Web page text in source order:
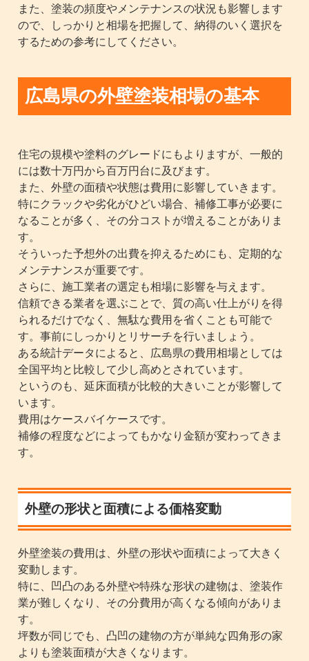
また、塗装の頻度やメンテナンスの状況も影響します
ので、しっかりと相場を把握して、納得のいく選択を
するための参考にしてください。
広島県の外壁塗装相場の基本
住宅の規模や塗料のグレードにもよりますが、一般的
には数十万円から百万円台に及びます。
また、外壁の面積や状態は費用に影響していきます。
特にクラックや劣化がひどい場合、補修工事が必要に
なることが多く、その分コストが増えることがありま
す。
そういった予想外の出費を抑えるためにも、定期的な
メンテナンスが重要です。
さらに、施工業者の選定も相場に影響を与えます。
信頼できる業者を選ぶことで、質の高い仕上がりを得
られるだけでなく、無駄な費用を省くことも可能で
す。事前にしっかりとリサーチを行いましょう。
ある統計データによると、広島県の費用相場としては
全国平均と比較して少し高めとされています。
というのも、延床面積が比較的大きいことが影響して
います。
費用はケースバイケースです。
補修の程度などによってもかなり金額が変わってきま
す。
外壁の形状と面積による価格変動
外壁塗装の費用は、外壁の形状や面積によって大きく
変動します。
特に、凹凸のある外壁や特殊な形状の建物は、塗装作
業が難しくなり、その分費用が高くなる傾向がありま
す。
坪数が同じでも、凸凹の建物の方が単純な四角形の家
よりも塗装面積が大きくなります。